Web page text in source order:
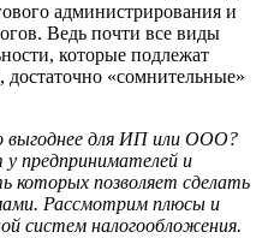
администрирования и
Ведь почти все виды
которые подлежат
«сомнительные»
выгоднее для ИПили ООО?
у предпринимателей и
которых позволяет сделать
Рассмотрим плюсы и
систем налогообложения.